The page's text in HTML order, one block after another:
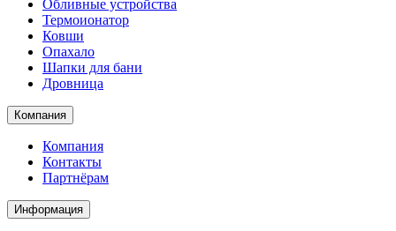
Обливные устройства
Термоионатор
Ковши
Опахало
Шапки для бани
Дровница
Компания
Компания
Контакты
Партнёрам
Информация